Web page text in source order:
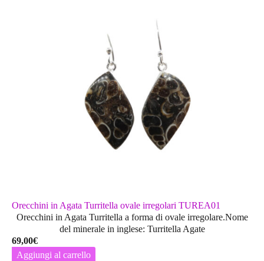
Orecchini in Agata Turritella ovale irregolari TUREA01
Orecchini in Agata Turritella a forma di ovale irregolare.Nome
del minerale in inglese: Turritella Agate
69,00€
Aggiungi al carrello